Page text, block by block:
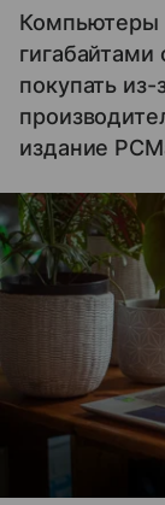
Компьютеры
гигабайтами
покупать из-
издание